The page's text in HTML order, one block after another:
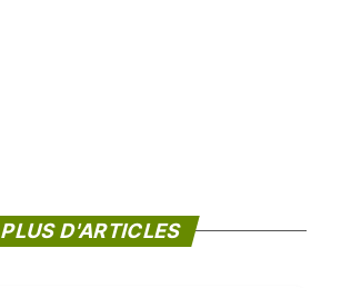
PLUS D'ARTICLES